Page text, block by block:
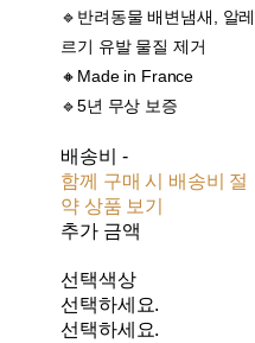
🔹반려동물 배변냄새, 알레
르기 유발 물질 제거
🔸Made in France
🔹5년 무상 보증
배송비 -
함께 구매 시 배송비 절
약 상품 보기
추가 금액
선택색상
선택하세요.
선택하세요.